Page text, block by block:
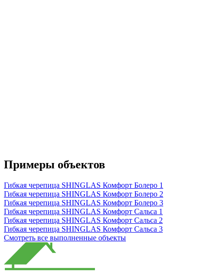
Примеры объектов
Гибкая черепица SHINGLAS Комфорт Болеро 1
Гибкая черепица SHINGLAS Комфорт Болеро 2
Гибкая черепица SHINGLAS Комфорт Болеро 3
Гибкая черепица SHINGLAS Комфорт Сальса 1
Гибкая черепица SHINGLAS Комфорт Сальса 2
Гибкая черепица SHINGLAS Комфорт Сальса 3
Смотреть все выполненные объекты